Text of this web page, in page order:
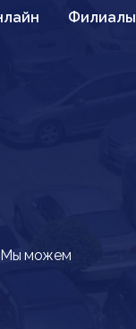
Филиалы
Мы можем